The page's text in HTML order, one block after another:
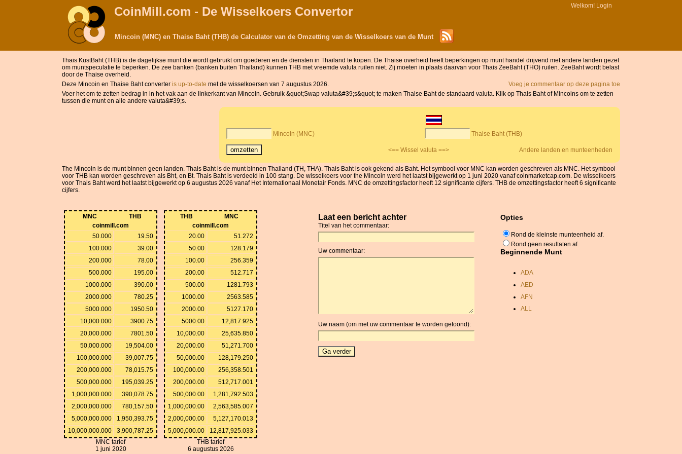
CoinMill.com - De Wisselkoers Convertor Welkom! Login
Mincoin (MNC) en Thaise Baht (THB) de Calculator van de Omzetting van de Wisselkoers van de Munt
Thais KustBaht (THB) is de dagelijkse munt die wordt gebruikt om goederen en de diensten in Thailand te kopen. De Thaise overheid heeft beperkingen op munt handel drijvend met andere landen gezet
om muntspeculatie te beperken. De zee banken (banken buiten Thailand) kunnen THB met vreemde valuta ruilen niet. Zij moeten in plaats daarvan voor Thais ZeeBaht (THO) ruilen. ZeeBaht wordt belast
door de Thaise overheid.
Voeg je commentaar op deze pagina toe
Deze Mincoin en Thaise Baht converter is up-to-date met de wisselkoersen van 7 augustus 2026.
Voer het om te zetten bedrag in in het vak aan de linkerkant van Mincoin. Gebruik &quot;Swap valuta&#39;s&quot; te maken Thaise Baht de standaard valuta. Klik op Thais Baht of Mincoins om te zetten
tussen die munt en alle andere valuta&#39;s.
Mincoin (MNC) Thaise Baht (THB)
<== Wissel valuta ==> Andere landen en munteenheden
The Mincoin is de munt binnen geen landen. Thais Baht is de munt binnen Thailand (TH, THA). Thais Baht is ook gekend als Baht. Het symbool voor MNC kan worden geschreven als MNC. Het symbool
voor THB kan worden geschreven als Bht, en Bt. Thais Baht is verdeeld in 100 stang. De wisselkoers voor the Mincoin werd het laatst bijgewerkt op 1 juni 2020 vanaf coinmarketcap.com. De wisselkoers
voor Thais Baht werd het laatst bijgewerkt op 6 augustus 2026 vanaf Het Internationaal Monetair Fonds. MNC de omzettingsfactor heeft 12 significante cijfers. THB de omzettingsfactor heeft 6 significante
cijfers.
MNC
THB
coinmill.com
50.000
19.50
100.000
39.00
200.000
78.00
500.000
195.00
1000.000
390.00
2000.000
780.25
5000.000
1950.50
10,000.000
3900.75
20,000.000
7801.50
50,000.000
19,504.00
100,000.000
39,007.75
200,000.000
78,015.75
500,000.000
195,039.25
1,000,000.000
390,078.75
2,000,000.000
780,157.50
5,000,000.000
1,950,393.75
10,000,000.000
3,900,787.25
MNC tarief
1 juni 2020
THB
MNC
coinmill.com
20.00
51.272
50.00
128.179
100.00
256.359
200.00
512.717
500.00
1281.793
1000.00
2563.585
2000.00
5127.170
5000.00
12,817.925
10,000.00
25,635.850
20,000.00
51,271.700
50,000.00
128,179.250
100,000.00
256,358.501
200,000.00
512,717.001
500,000.00
1,281,792.503
1,000,000.00
2,563,585.007
2,000,000.00
5,127,170.013
5,000,000.00
12,817,925.033
THB tarief
6 augustus 2026
Laat een bericht achter
Titel van het commentaar:
Uw commentaar:
Uw naam (om met uw commentaar te worden getoond):
Opties
Rond de kleinste munteenheid af.
Rond geen resultaten af.
Beginnende Munt
ADA
AED
AFN
ALL